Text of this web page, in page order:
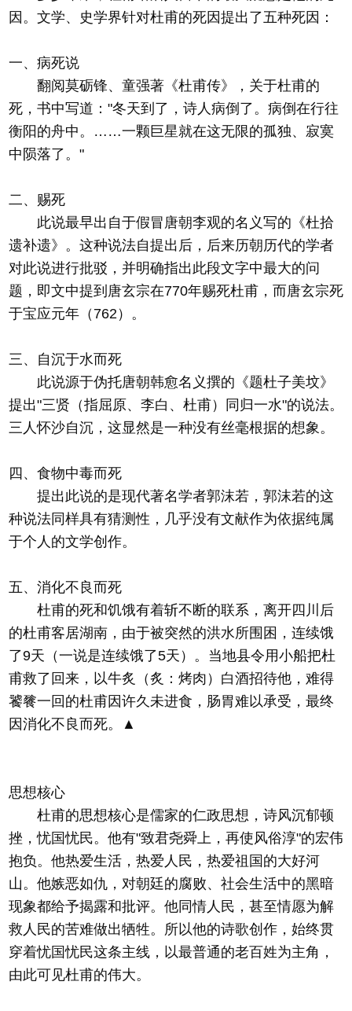
因。文学、史学界针对杜甫的死因提出了五种死因：
一、病死说
翻阅莫砺锋、童强著《杜甫传》，关于杜甫的
死，书中写道："冬天到了，诗人病倒了。病倒在行往
衡阳的舟中。……一颗巨星就在这无限的孤独、寂寞
中陨落了。"
二、赐死
此说最早出自于假冒唐朝李观的名义写的《杜拾
遗补遗》。这种说法自提出后，后来历朝历代的学者
对此说进行批驳，并明确指出此段文字中最大的问
题，即文中提到唐玄宗在770年赐死杜甫，而唐玄宗死
于宝应元年（762）。
三、自沉于水而死
此说源于伪托唐朝韩愈名义撰的《题杜子美坟》
提出"三贤（指屈原、李白、杜甫）同归一水"的说法。
三人怀沙自沉，这显然是一种没有丝毫根据的想象。
四、食物中毒而死
提出此说的是现代著名学者郭沫若，郭沫若的这
种说法同样具有猜测性，几乎没有文献作为依据纯属
于个人的文学创作。
五、消化不良而死
杜甫的死和饥饿有着斩不断的联系，离开四川后
的杜甫客居湖南，由于被突然的洪水所围困，连续饿
了9天（一说是连续饿了5天）。当地县令用小船把杜
甫救了回来，以牛炙（炙：烤肉）白酒招待他，难得
饕餮一回的杜甫因许久未进食，肠胃难以承受，最终
因消化不良而死。▲
思想核心
杜甫的思想核心是儒家的仁政思想，诗风沉郁顿
挫，忧国忧民。他有"致君尧舜上，再使风俗淳"的宏伟
抱负。他热爱生活，热爱人民，热爱祖国的大好河
山。他嫉恶如仇，对朝廷的腐败、社会生活中的黑暗
现象都给予揭露和批评。他同情人民，甚至情愿为解
救人民的苦难做出牺牲。所以他的诗歌创作，始终贯
穿着忧国忧民这条主线，以最普通的老百姓为主角，
由此可见杜甫的伟大。